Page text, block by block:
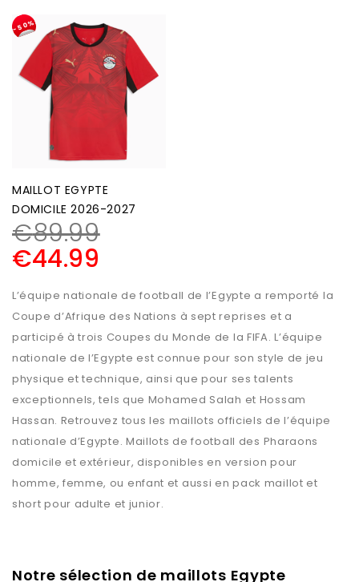
-50%
MAILLOT EGYPTE
DOMICILE 2026-2027
€89.99
€44.99
L’équipe nationale de football de l’Egypte a remporté la
Coupe d’Afrique des Nations à sept reprises et a
participé à trois Coupes du Monde de la FIFA. L’équipe
nationale de l’Egypte est connue pour son style de jeu
physique et technique, ainsi que pour ses talents
exceptionnels, tels que Mohamed Salah et Hossam
Hassan. Retrouvez tous les maillots officiels de l’équipe
nationale d’Egypte. Maillots de football des Pharaons
domicile et extérieur, disponibles en version pour
homme, femme, ou enfant et aussi en pack maillot et
short pour adulte et junior.
Notre sélection de maillots Egypte